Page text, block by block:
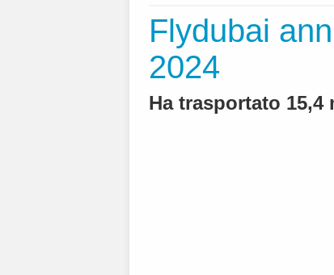
Flydubai
2024
Ha trasportato